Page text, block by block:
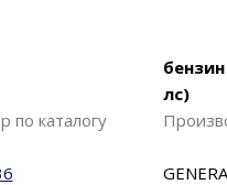
лс)
по каталогу